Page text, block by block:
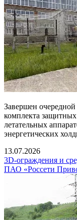
Завершен
комплекта
летательных
энергетических
13.07.2026
3D-ограждения и
ПАО «Россети